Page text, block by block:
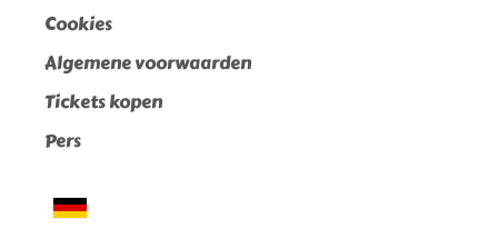
Cookies
Algemene voorwaarden
Tickets kopen
Pers